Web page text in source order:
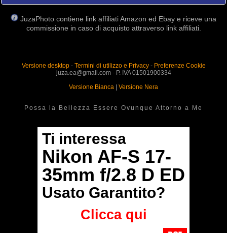
JuzaPhoto contiene link affiliati Amazon ed Ebay e riceve una
commissione in caso di acquisto attraverso link affiliati.
Versione desktop- Termini di utilizzo e Privacy- Preferenze Cookie
juza.ea@gmail.com - P. IVA 01501900334
Versione Bianca
Versione Nera
Possa la Bellezza Essere Ovunque Attorno a Me